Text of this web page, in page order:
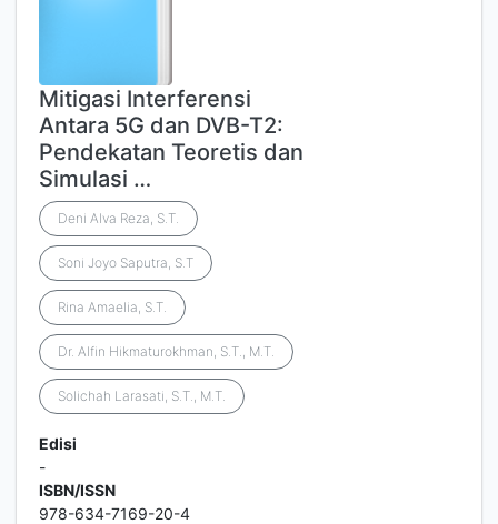
Mitigasi Interferensi
Antara 5G dan DVB-T2:
Pendekatan Teoretis dan
Simulasi …
Deni Alva Reza, S.T.
Soni Joyo Saputra, S.T
Rina Amaelia, S.T.
Dr. Alfin Hikmaturokhman, S.T., M.T.
Solichah Larasati, S.T., M.T.
Edisi
-
ISBN/ISSN
978-634-7169-20-4